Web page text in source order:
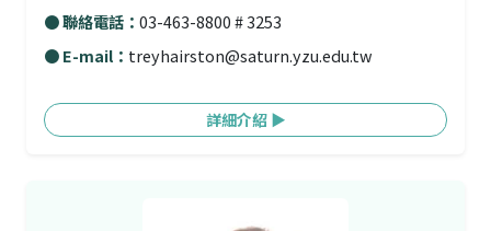
● 聯絡電話： 03-463-8800 # 3253
● E-mail： treyhairston@saturn.yzu.edu.tw
詳細介紹 ▶